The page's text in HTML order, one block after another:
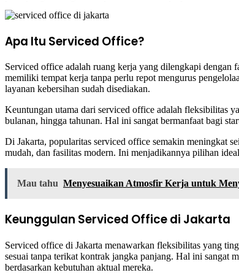
Apa Itu Serviced Office?
Serviced office adalah ruang kerja yang dilengkapi dengan
memiliki tempat kerja tanpa perlu repot mengurus
layanan kebersihan sudah disediakan.
Keuntungan utama dari serviced office adalah fleksibilitas
bulanan, hingga tahunan. Hal ini sangat bermanfaat bagi
Di Jakarta, popularitas serviced office semakin meningkat
mudah, dan fasilitas modern. Ini menjadikannya pilihan
Mau tahu Menyesuaikan Atmosfir Kerja untuk
Keunggulan Serviced Office di Jakarta
Serviced office di Jakarta menawarkan fleksibilitas yang
sesuai tanpa terikat kontrak jangka panjang. Hal ini sangat
berdasarkan kebutuhan aktual mereka.